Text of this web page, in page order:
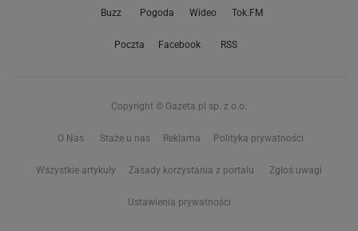
Buzz Pogoda Wideo Tok.FM
Poczta Facebook RSS
Copyright © Gazeta.pl sp. z o.o.
O Nas Staże u nas Reklama Polityka prywatności
Wszystkie artykuły Zasady korzystania z portalu Zgłoś uwagi
Ustawienia prywatności